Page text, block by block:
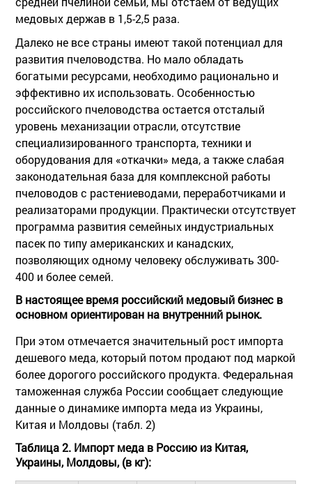
медовых держав в 1,5-2,5 раза.
Далеко не все страны имеют такой потенциал для
развития пчеловодства. Но мало обладать
богатыми ресурсами, необходимо рационально и
эффективно их использовать. Особенностью
российского пчеловодства остается отсталый
уровень механизации отрасли, отсутствие
специализированного транспорта, техники и
оборудования для «откачки» меда, а также слабая
законодательная база для комплексной работы
пчеловодов с растениеводами, переработчиками и
реализаторами продукции. Практически отсутствует
программа развития семейных индустриальных
пасек по типу американских и канадских,
позволяющих одному человеку обслуживать 300-
400 и более семей.
В настоящее время российский медовый бизнес в
основном ориентирован на внутренний рынок.
При этом отмечается значительный рост импорта
дешевого меда, который потом продают под маркой
более дорогого российского продукта. Федеральная
таможенная служба России сообщает следующие
данные о динамике импорта меда из Украины,
Китая и Молдовы (табл. 2)
Таблица 2. Импорт меда в Россию из Китая,
Украины, Молдовы, (в кг):